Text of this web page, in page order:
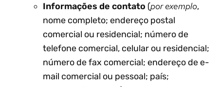
Informações de contato (por exemplo,
nome completo; endereço postal
comercial ou residencial; número de
telefone comercial, celular ou residencial;
número de fax comercial; endereço de e-
mail comercial ou pessoal; país;